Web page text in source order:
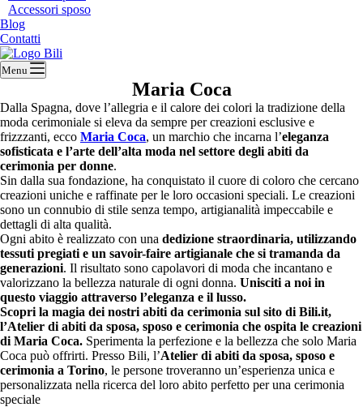
Accessori sposo
Blog
Contatti
Menu
Maria Coca
Dalla Spagna, dove l’allegria e il calore dei colori la tradizione della
moda cerimoniale si eleva da sempre per creazioni esclusive e
frizzzanti, ecco Maria Coca, un marchio che incarna l’eleganza
sofisticata e l’arte dell’alta moda nel settore degli abiti da
cerimonia per donne.
Sin dalla sua fondazione, ha conquistato il cuore di coloro che cercano
creazioni uniche e raffinate per le loro occasioni speciali. Le creazioni
sono un connubio di stile senza tempo, artigianalità impeccabile e
dettagli di alta qualità.
Ogni abito è realizzato con una dedizione straordinaria, utilizzando
tessuti pregiati e un savoir-faire artigianale che si tramanda da
generazioni. Il risultato sono capolavori di moda che incantano e
valorizzano la bellezza naturale di ogni donna. Unisciti a noi in
questo viaggio attraverso l’eleganza e il lusso.
Scopri la magia dei nostri abiti da cerimonia sul sito di Bili.it,
l’Atelier di abiti da sposa, sposo e cerimonia che ospita le creazioni
di Maria Coca. Sperimenta la perfezione e la bellezza che solo Maria
Coca può offrirti. Presso Bili, l’Atelier di abiti da sposa, sposo e
cerimonia a Torino, le persone troveranno un’esperienza unica e
personalizzata nella ricerca del loro abito perfetto per una cerimonia
speciale